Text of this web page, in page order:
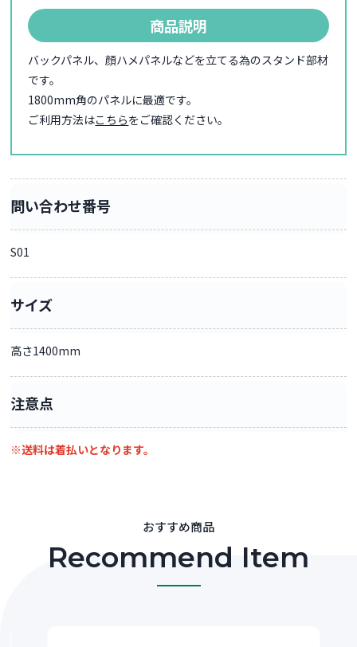
商品説明
バックパネル、顔ハメパネルなどを立てる為のスタンド部材
です。
1800mm角のパネルに最適です。
ご利用方法はこちらをご確認ください。
問い合わせ番号
S01
サイズ
高さ1400mm
注意点
※送料は着払いとなります。
おすすめ商品
Recommend Item